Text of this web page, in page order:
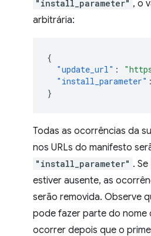
"install_parameter" , o
arbitrária:
{
"update_url" :
"install_parameter" :
}
Todas as ocorrências da
nos URLs do manifesto
"install_parameter" . Se
estiver ausente, as
serão removida. Observe
pode fazer parte do nome
ocorrer depois que o